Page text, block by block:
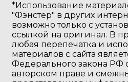
*Использование
"Фэнстер" в других
возможно только с
ссылкой на оригинал. В
любая перепечатка и
материалов с сайта
Федерального закона РФ
авторском праве и